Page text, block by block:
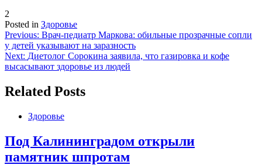
2
Posted in Здоровье
Навигация
по
записям
Previous: Врач-педиатр Маркова: обильные прозрачные сопли
у детей указывают на заразность
Next: Диетолог Сорокина заявила, что газировка и кофе
высасывают здоровье из людей
Related Posts
Здоровье
Под Калининградом открыли
памятник шпротам